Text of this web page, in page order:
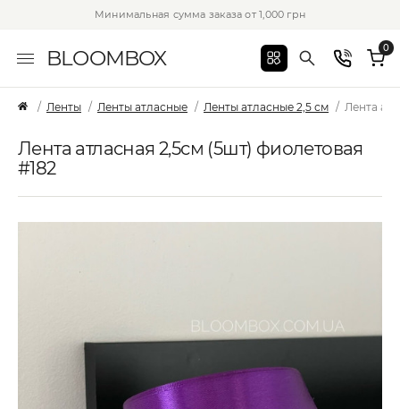
Минимальная сумма заказа от 1,000 грн
BLOOMBOX 0
Ленты Ленты атласные Ленты атласные 2,5 см Лента
Лента атласная 2,5см (5шт) фиолетовая
#182